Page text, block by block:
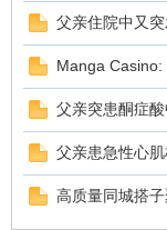
父亲住院中又
Manga
父亲突患酮症
父亲患急性心
高质量同城搭